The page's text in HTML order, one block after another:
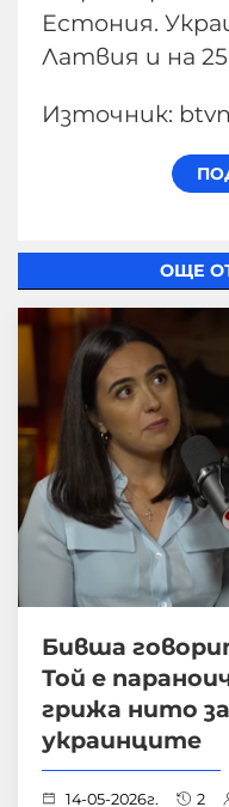
Естония.
Латвия и на
Източник:
ОЩЕ
Бивша
Той е
грижа нито
украинците
14-05-2026г. 2